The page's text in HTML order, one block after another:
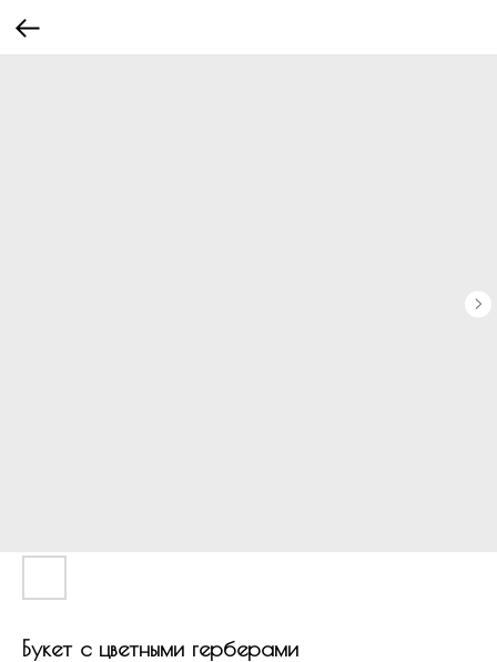
Букет с цветными герберами